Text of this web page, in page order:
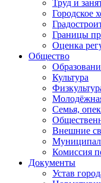
Труд и
Городское
Границы
Оценка
Общество
Культура
Семья,
Внешние
Комиссия
Документы
Устав